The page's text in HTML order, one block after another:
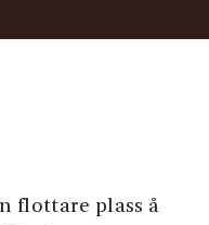
flottare plass å